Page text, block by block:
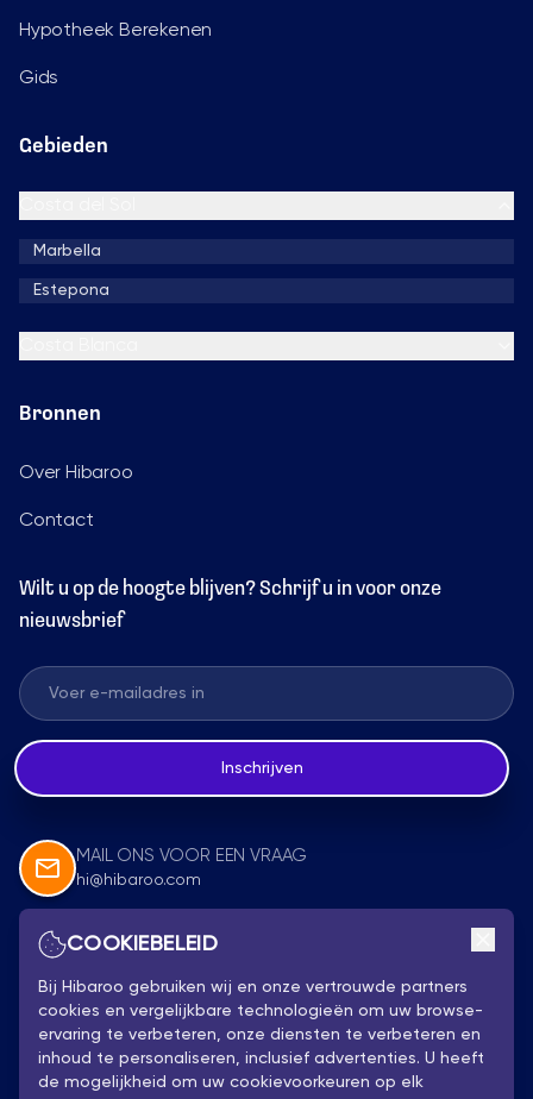
Hypotheek Berekenen
Gids
Gebieden
Marbella
Estepona
Bronnen
Over Hibaroo
Contact
Wilt u op de hoogte blijven? Schrijf u in voor onze
nieuwsbrief
Inschrijven
MAIL ONS VOOR EEN VRAAG
hi@hibaroo.com
Volg Ons
COOKIEBELEID
Bij Hibaroo gebruiken wij en onze vertrouwde partners
cookies en vergelijkbare technologieën om uw browse-
ervaring te verbeteren, onze diensten te verbeteren en
inhoud te personaliseren, inclusief advertenties. U heeft
de mogelijkheid om uw cookievoorkeuren op elk